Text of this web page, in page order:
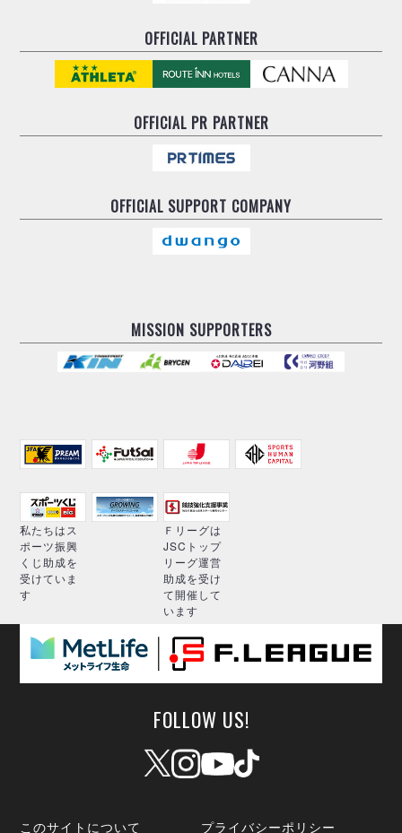
OFFICIAL PARTNER
OFFICIALPR PARTNER
OFFICIAL SUPPORT COMPANY
MISSION SUPPORTERS
私たちはス
ポーツ振興
くじ助成を
受けていま
す
Ｆリーグは
JSCトップ
リーグ運営
助成を受け
て開催して
います
FOLLOW US!
このサイトについて プライバシーポリシー